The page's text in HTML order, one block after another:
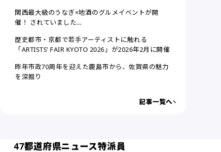
関西最大級のうなぎ×地酒のグルメイベントが開
催！ されていました…
歴史都市・京都で若手アーティストに触れる
「ARTISTS’ FAIR KYOTO 2026」が2026年2月に開催
昨年市政70周年を迎えた鹿島市から、佐賀県の魅力
を深掘り
記事一覧へ
47都道府県ニュース特派員